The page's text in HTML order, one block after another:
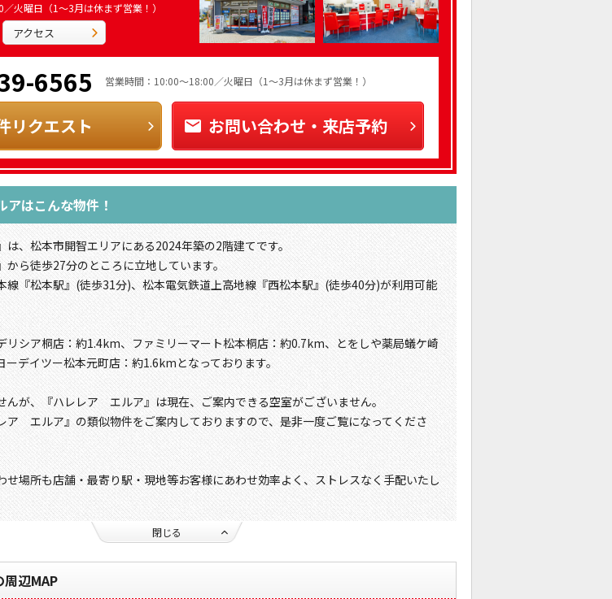
火曜日（1～3月は休まず営業！）
アクセス
6565 営業時間：10:00～18:00／火曜日（1～3月は休まず営業！）
リクエスト お問い合わせ・来店予約
アはこんな物件！
、松本市開智エリアにある2024年築の2階建てです。
から徒歩27分のところに立地しています。
線『松本駅』(徒歩31分)、松本電気鉄道上高地線『西松本駅』(徒歩40分)が利用可能
リシア桐店：約1.4km、ファミリーマート松本桐店：約0.7km、とをしや薬局蟻ケ崎
デイツー松本元町店：約1.6kmとなっております。
んが、『ハレレア エルア』は現在、ご案内できる空室がございません。
ア エルア』の類似物件をご案内しておりますので、是非一度ご覧になってくださ
せ場所も店舗・最寄り駅・現地等お客様にあわせ効率よく、ストレスなく手配いたし
閉じる
辺MAP